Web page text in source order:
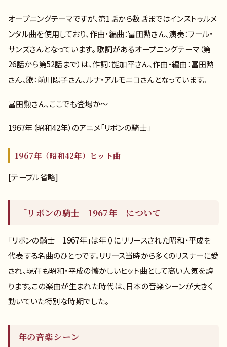
オープニングテーマですが、第1話から数話まではインストゥルメ
ンタル曲を使用しており、作曲・編曲：冨田勲さん、演奏：フール・
サンズさんとなっています。 歌詞があるオープニングテーマ（第
26話から第52話まで）は、作詞：能加平さん、作曲・編曲：冨田勲
さん、歌：前川陽子さん、ルナ・アルモニコさんとなっています。
冨田勲さん、ここでも登場か～
1967年（昭和42年）のアニメ「リボンの騎士」
1967年（昭和42年）ヒット曲
[テーブル省略]
「リボンの騎士 1967年」について
「リボンの騎士 1967年」は年（）にリリースされた昭和・平成を
代表する名曲のひとつです。リリース当時から多くのリスナーに愛
され、現在も昭和・平成の懐かしいヒット曲として高い人気を誇
ります。この楽曲が生まれた時代は、日本の音楽シーンが大きく
動いていた特別な時期でした。
年の音楽シーン